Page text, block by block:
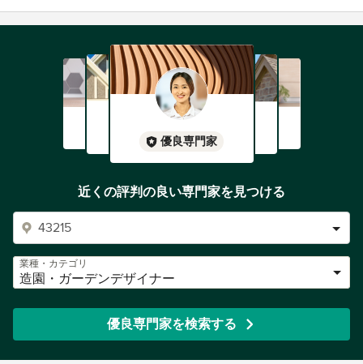
優良専門家
近くの評判の良い専門家を見つける
業種・カテゴリ
造園・ガーデンデザイナー
優良専門家を検索する